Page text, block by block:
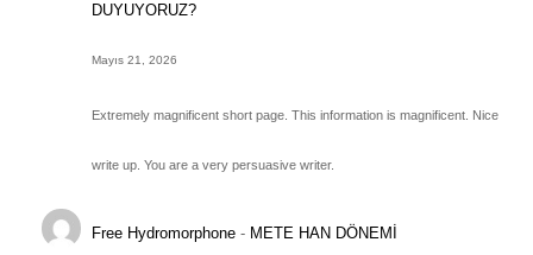
DUYUYORUZ?
Mayıs 21, 2026
Extremely magnificent short page. This information is magnificent. Nice
write up. You are a very persuasive writer.
Free Hydromorphone - METE HAN DÖNEMİ